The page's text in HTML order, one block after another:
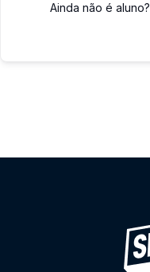
Ainda não é aluno?